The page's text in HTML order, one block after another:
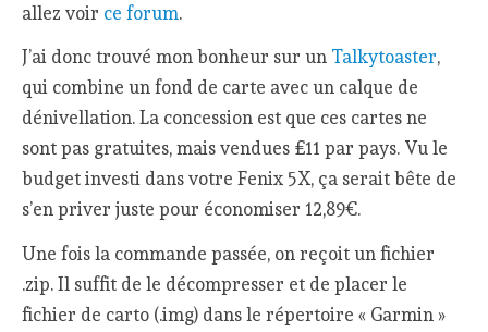
allez voir ce forum.
J’ai donc trouvé mon bonheur sur un Talkytoaster,
qui combine un fond de carte avec un calque de
dénivellation. La concession est que ces cartes ne
sont pas gratuites, mais vendues £11 par pays. Vu le
budget investi dans votre Fenix 5X, ça serait bête de
s’en priver juste pour économiser 12,89€.
Une fois la commande passée, on reçoit un fichier
.zip. Il suffit de le décompresser et de placer le
fichier de carto (.img) dans le répertoire « Garmin »